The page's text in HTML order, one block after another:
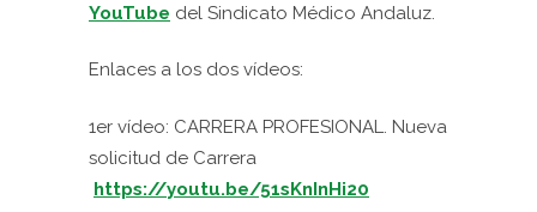
YouTube del Sindicato Médico Andaluz.
Enlaces a los dos vídeos:
1er vídeo: CARRERA PROFESIONAL. Nueva
solicitud de Carrera
https://youtu.be/51sKnInHi20